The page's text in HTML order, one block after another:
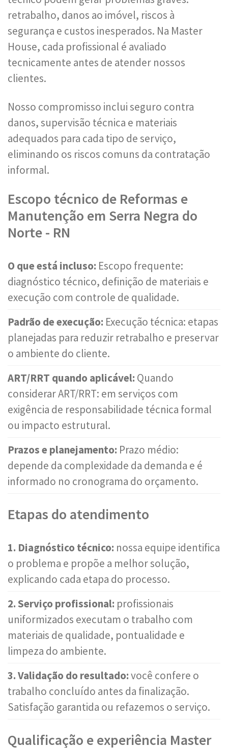
retrabalho, danos ao imóvel, riscos à
segurança e custos inesperados. Na Master
House, cada profissional é avaliado
tecnicamente antes de atender nossos
clientes.
Nosso compromisso inclui seguro contra
danos, supervisão técnica e materiais
adequados para cada tipo de serviço,
eliminando os riscos comuns da contratação
informal.
Escopo técnico de Reformas e
Manutenção em Serra Negra do
Norte - RN
O que está incluso: Escopo frequente:
diagnóstico técnico, definição de materiais e
execução com controle de qualidade.
Padrão de execução: Execução técnica: etapas
planejadas para reduzir retrabalho e preservar
o ambiente do cliente.
ART/RRT quando aplicável: Quando
considerar ART/RRT: em serviços com
exigência de responsabilidade técnica formal
ou impacto estrutural.
Prazos e planejamento: Prazo médio:
depende da complexidade da demanda e é
informado no cronograma do orçamento.
Etapas do atendimento
1. Diagnóstico técnico: nossa equipe identifica
o problema e propõe a melhor solução,
explicando cada etapa do processo.
2. Serviço profissional: profissionais
uniformizados executam o trabalho com
materiais de qualidade, pontualidade e
limpeza do ambiente.
3. Validação do resultado:você confere o
trabalho concluído antes da finalização.
Satisfação garantida ou refazemos o serviço.
Qualificação e experiência Master